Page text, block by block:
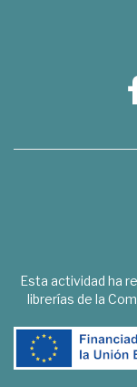
Esta actividad ha
librerías de la